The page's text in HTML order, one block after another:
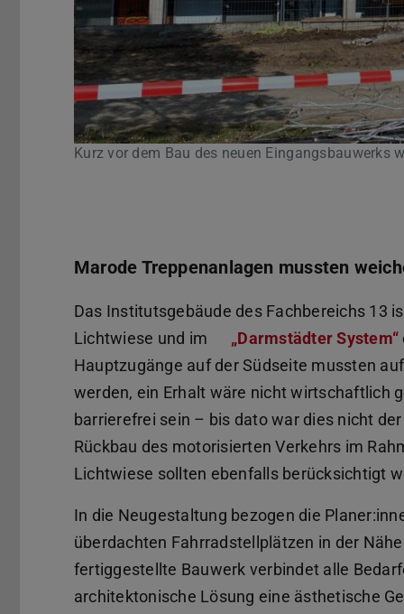
Kurz vor dem Bau des neuen Eingangsbauwerks
Marode Treppenanlagen mussten
Das Institutsgebäude des Fachbereichs 13
Lichtwiese und im
„Darmstädter System“
Hauptzugänge auf der Südseite mussten
werden, ein Erhalt wäre nicht wirtschaftlich
barrierefrei sein – bis dato war dies nicht
Rückbau des motorisierten Verkehrs im
Lichtwiese sollten ebenfalls berücksichtigt
In die Neugestaltung bezogen die
überdachten Fahrradstellplätzen in der
fertiggestellte Bauwerk verbindet alle
architektonische Lösung eine ästhetische